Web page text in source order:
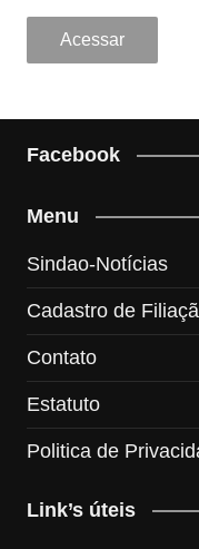
Facebook
Menu
Sindao-Notícias
Cadastro de
Contato
Estatuto
Politica de
Link’s úteis